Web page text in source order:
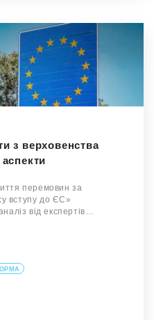
з верховенства
перемовин за
вступу до ЄС»
від експертів…